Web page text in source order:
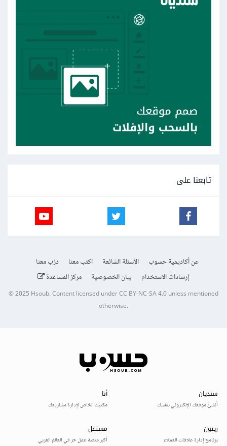
تابعنا على
عن أكاديمية حسوب الأسئلة الشائعة اكتب معنا
درّب معنا
إرشادات الاستخدام
بيان الخصوصية مركز المساعدة
© 2025Hsoub.Content licensed underCC BY-NC-SA 4.0unless mentioned
otherwise.